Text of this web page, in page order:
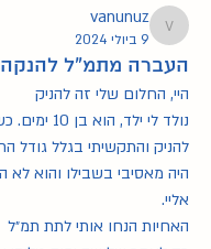
vanunuz
vanunuz
9 ביולי 2024
העברה מתמ״ל להנקה
היי, החלום שלי זה להניק
אליי.
האחיות הנחו אותי לתת תמ״ל